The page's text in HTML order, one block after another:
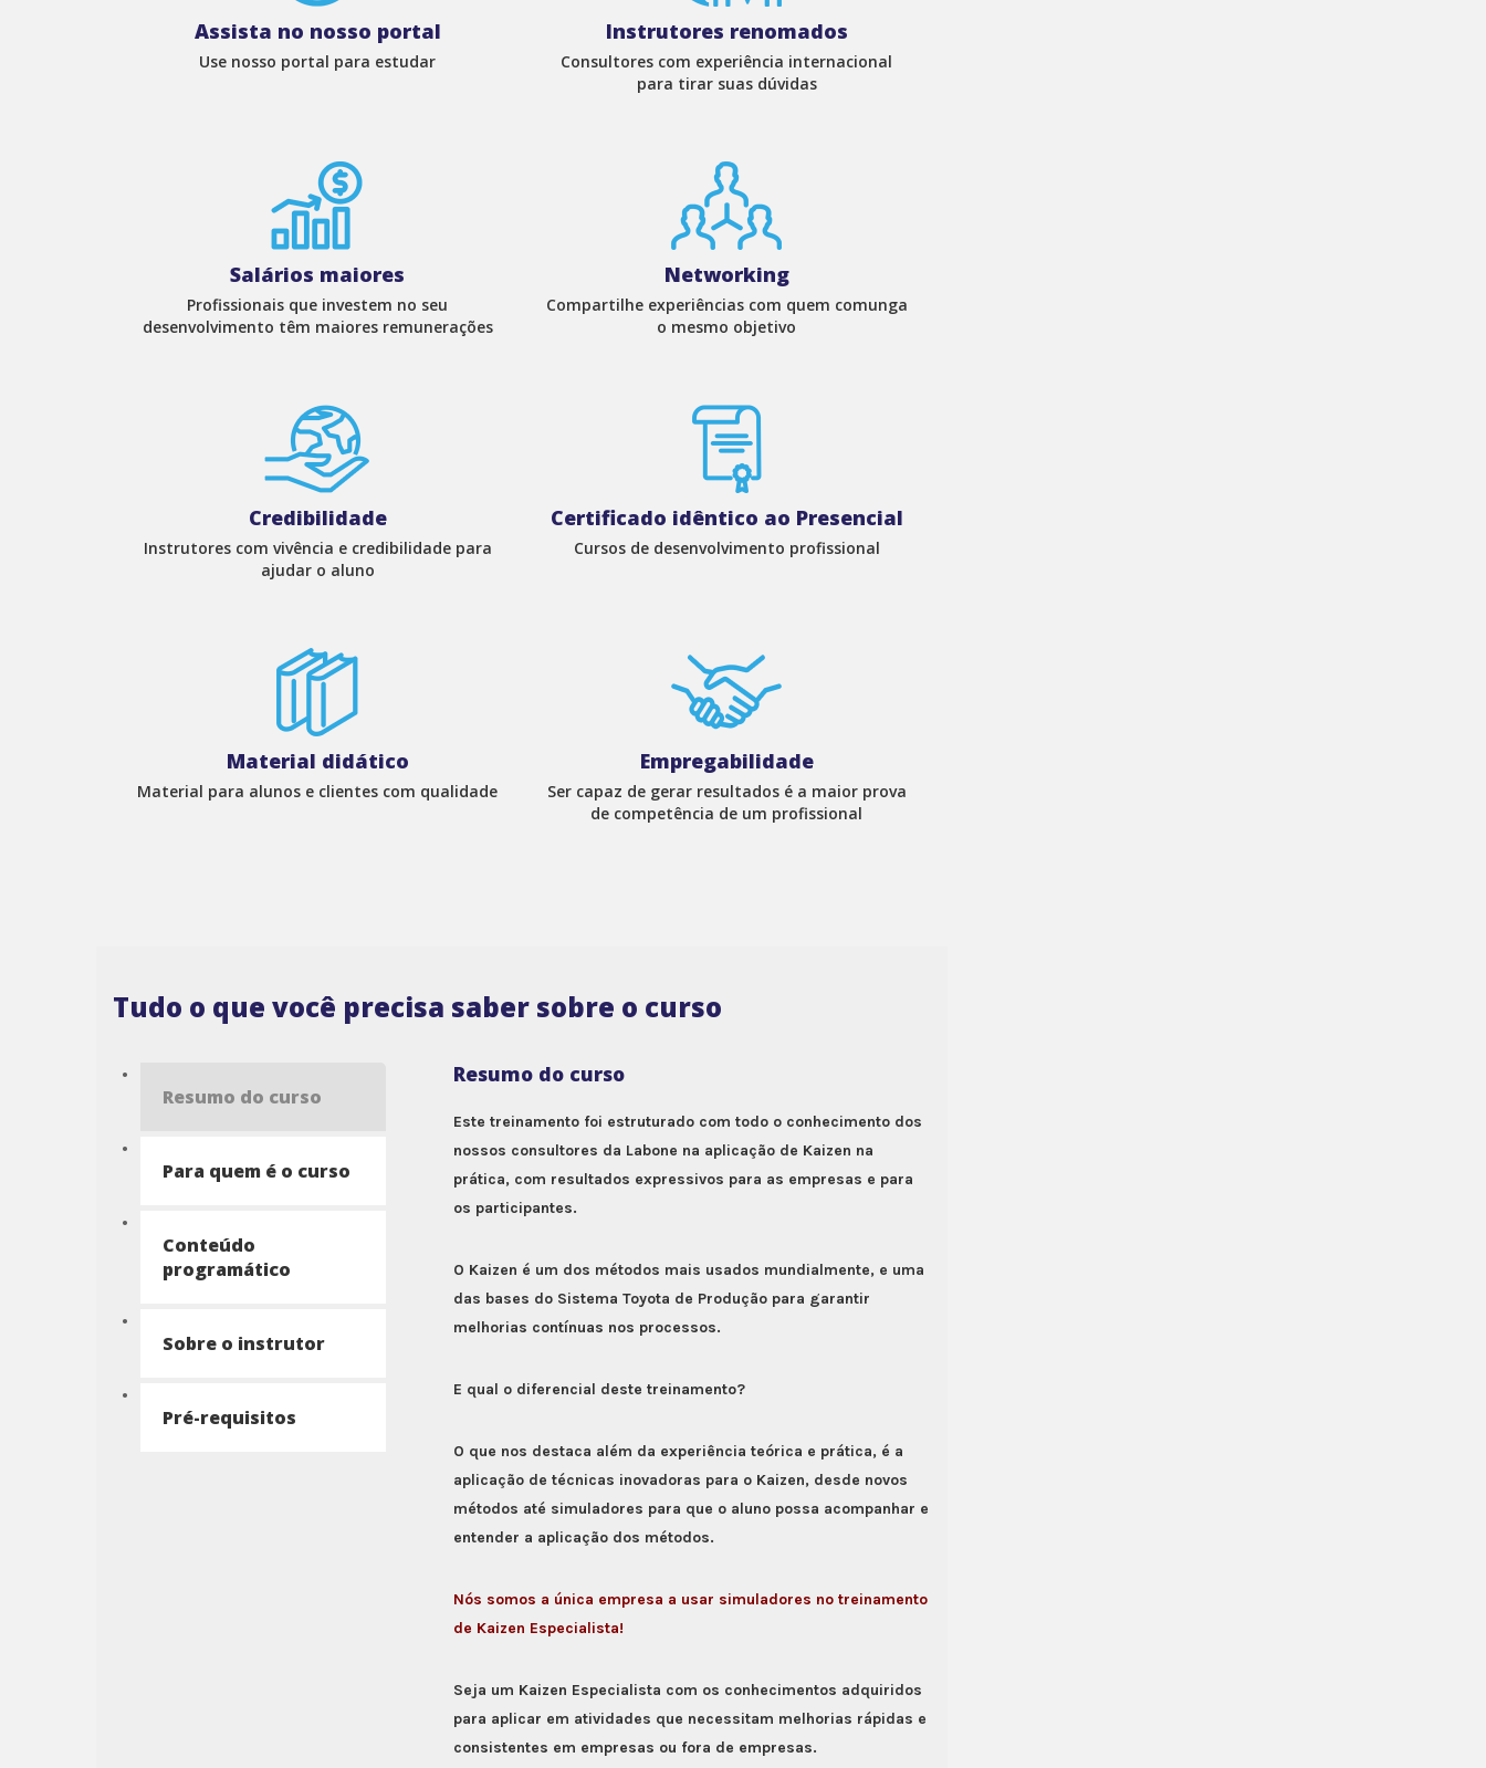
Assista no nosso portal
Use nosso portal para estudar
Instrutores renomados
Consultores com experiência internacional
para tirar suas dúvidas
Salários maiores
Profissionais que investem no seu
desenvolvimento têm maiores remunerações
Networking
Compartilhe experiências com quem comunga
o mesmo objetivo
Credibilidade
Instrutores com vivência e credibilidade para
ajudar o aluno
Certificado idêntico ao Presencial
Cursos de desenvolvimento profissional
Material didático
Material para alunos e clientes com qualidade
Empregabilidade
Ser capaz de gerar resultados é a maior prova
de competência de um profissional
Tudo o que você precisa saber sobre o curso
Resumo do curso
Para quem é o curso
Conteúdo
programático
Sobre o instrutor
Pré-requisitos
Resumo do curso
Este treinamento foi estruturado com todo o conhecimento dos
nossos consultores da Labone na aplicação de Kaizen na
prática, com resultados expressivos para as empresas e para
os participantes.
O Kaizen é um dos métodos mais usados mundialmente, e uma
das bases do Sistema Toyota de Produção para garantir
melhorias contínuas nos processos.
E qual o diferencial deste treinamento?
O que nos destaca além da experiência teórica e prática, é a
aplicação de técnicas inovadoras para o Kaizen, desde novos
métodos até simuladores para que o aluno possa acompanhar e
entender a aplicação dos métodos.
Nós somos a única empresa a usar simuladores no treinamento
de Kaizen Especialista!
Seja um Kaizen Especialista com os conhecimentos adquiridos
para aplicar em atividades que necessitam melhorias rápidas e
consistentes em empresas ou fora de empresas.